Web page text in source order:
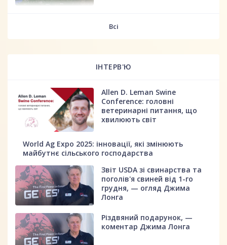
Всі
ІНТЕРВ'Ю
Allen D. Leman Swine
Conference: головні
ветеринарні питання, що
хвилюють світ
World Ag Expo 2025: інновації, які змінюють
майбутнє сільського господарства
Звіт USDA зі свинарства та
поголів'я свиней від 1-го
грудня, — огляд Джима
Лонга
Різдвяний подарунок, —
коментар Джима Лонга